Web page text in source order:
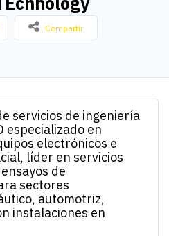
Compartir
servicios de ingeniería
especializado en
electrónicos e
líder en servicios
de
sectores
automotriz,
instalaciones en